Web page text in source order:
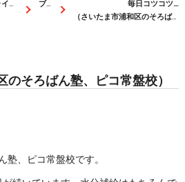
ブログ
毎日コツコツ…
（さいたま市浦和区のそろばん塾、ピコ常盤校）
のそろばん塾、ピコ常盤校）
、ピコ常盤校です。